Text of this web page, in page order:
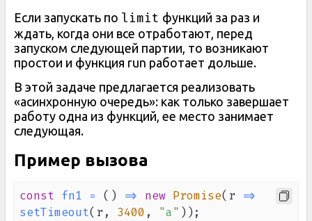
Если запускать по limit функций за раз и
ждать, когда они все отработают, перед
запуском следующей партии, то возникают
простои и функция run работает дольше.
В этой задаче предлагается реализовать
«асинхронную очередь»: как только завершает
работу одна из функций, ее место занимает
следующая.
Пример вызова
const fn1 = ( ) => new Promise( r =>
setTimeout( r, 3400 , "a" ) ) ;